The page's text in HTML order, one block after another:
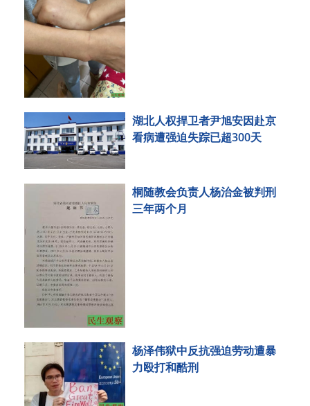
湖北人权捍卫者尹旭安因赴京
看病遭强迫失踪已超300天
桐随教会负责人杨治金被判刑
三年两个月
杨泽伟狱中反抗强迫劳动遭暴
力殴打和酷刑